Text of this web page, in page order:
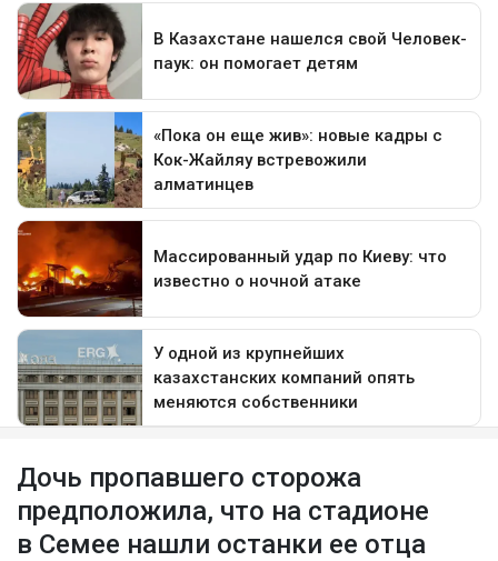
Дочь пропавшего сторожа
предположила, что на стадионе
в Семее нашли останки ее отца